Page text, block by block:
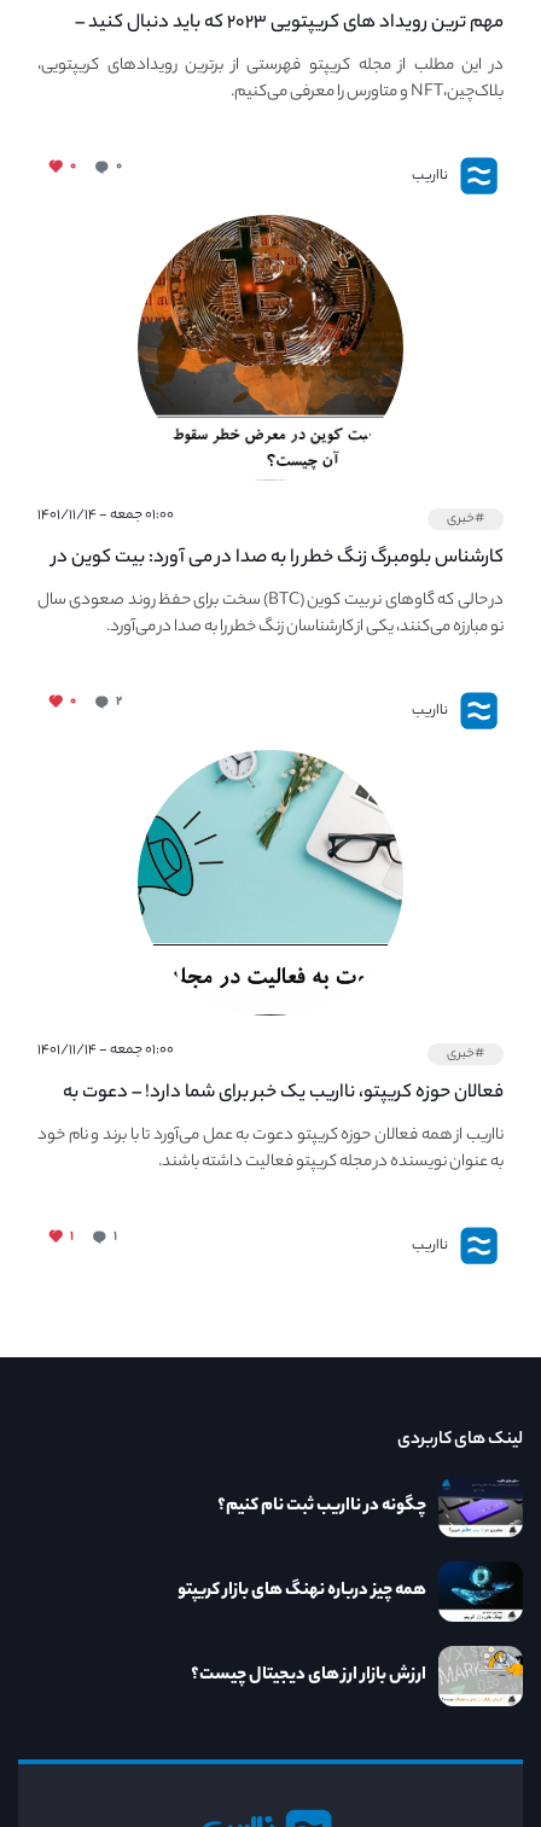
مهم ترین رویداد های کریپتویی ۲۰۲۳ که باید دنبال کنید –
معرفی بهترین رویداد های جهانی
در این مطلب از مجله کریپتو فهرستی از برترین رویدادهای کریپتویی،
بلاک‌چین،NFT و متاورس را معرفی می‌کنیم.
نااریب ۰ ۰
#خبری ۰۱:۰۰ جمعه - ۱۴۰۱/۱۱/۱۴
کارشناس بلومبرگ زنگ خطر را به صدا در می آورد: بیت کوین در
معرض خطر سقوط بزرگ است - دلیل آن چیست؟در حالی که گاوهای نر بیت کوین (BTC) سخت برای حفظ روند صعودی سال
نو مبارزه می‌کنند، یکی از کارشناسان زنگ خطر را به صدا در می‌آورد.
نااریب ۲ ۰
#خبری ۰۱:۰۰ جمعه - ۱۴۰۱/۱۱/۱۴
فعالان حوزه کریپتو، نااریب یک خبر برای شما دارد! – دعوت به
فعالیت در مجله کریپتو
نااریب از همه فعالان حوزه کریپتو دعوت به عمل می‌آورد تا با برند و نام خود
به عنوان نویسنده در مجله کریپتو فعالیت داشته باشند.
نااریب ۱ ۱
لینک های کاربردی
چگونه در نااریب ثبت نام کنیم؟
همه چیز درباره نهنگ های بازار کریپتو
ارزش بازار ارز های دیجیتال چیست؟